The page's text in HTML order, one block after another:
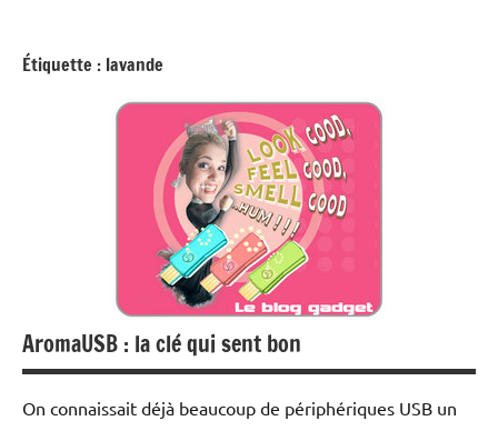
Étiquette : lavande
AromaUSB : la clé qui sent bon
On connaissait déjà beaucoup de périphériques USB un